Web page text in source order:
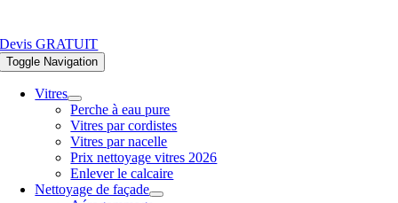
Devis GRATUIT
Toggle Navigation
Vitres
Perche à eau pure
Vitres par cordistes
Vitres par nacelle
Prix nettoyage vitres 2026
Enlever le calcaire
Nettoyage de façade